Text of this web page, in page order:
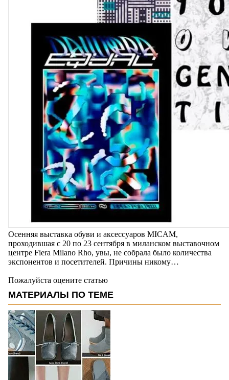
Осенняя выставка обуви и аксессуаров MICAM,
проходившая с 20 по 23 сентября в миланском выставочном
центре Fiera Milano Rho, увы, не собрала было количества
экспонентов и посетителей. Причины никому…
Пожалуйста оцените статью
МАТЕРИАЛЫ ПО ТЕМЕ